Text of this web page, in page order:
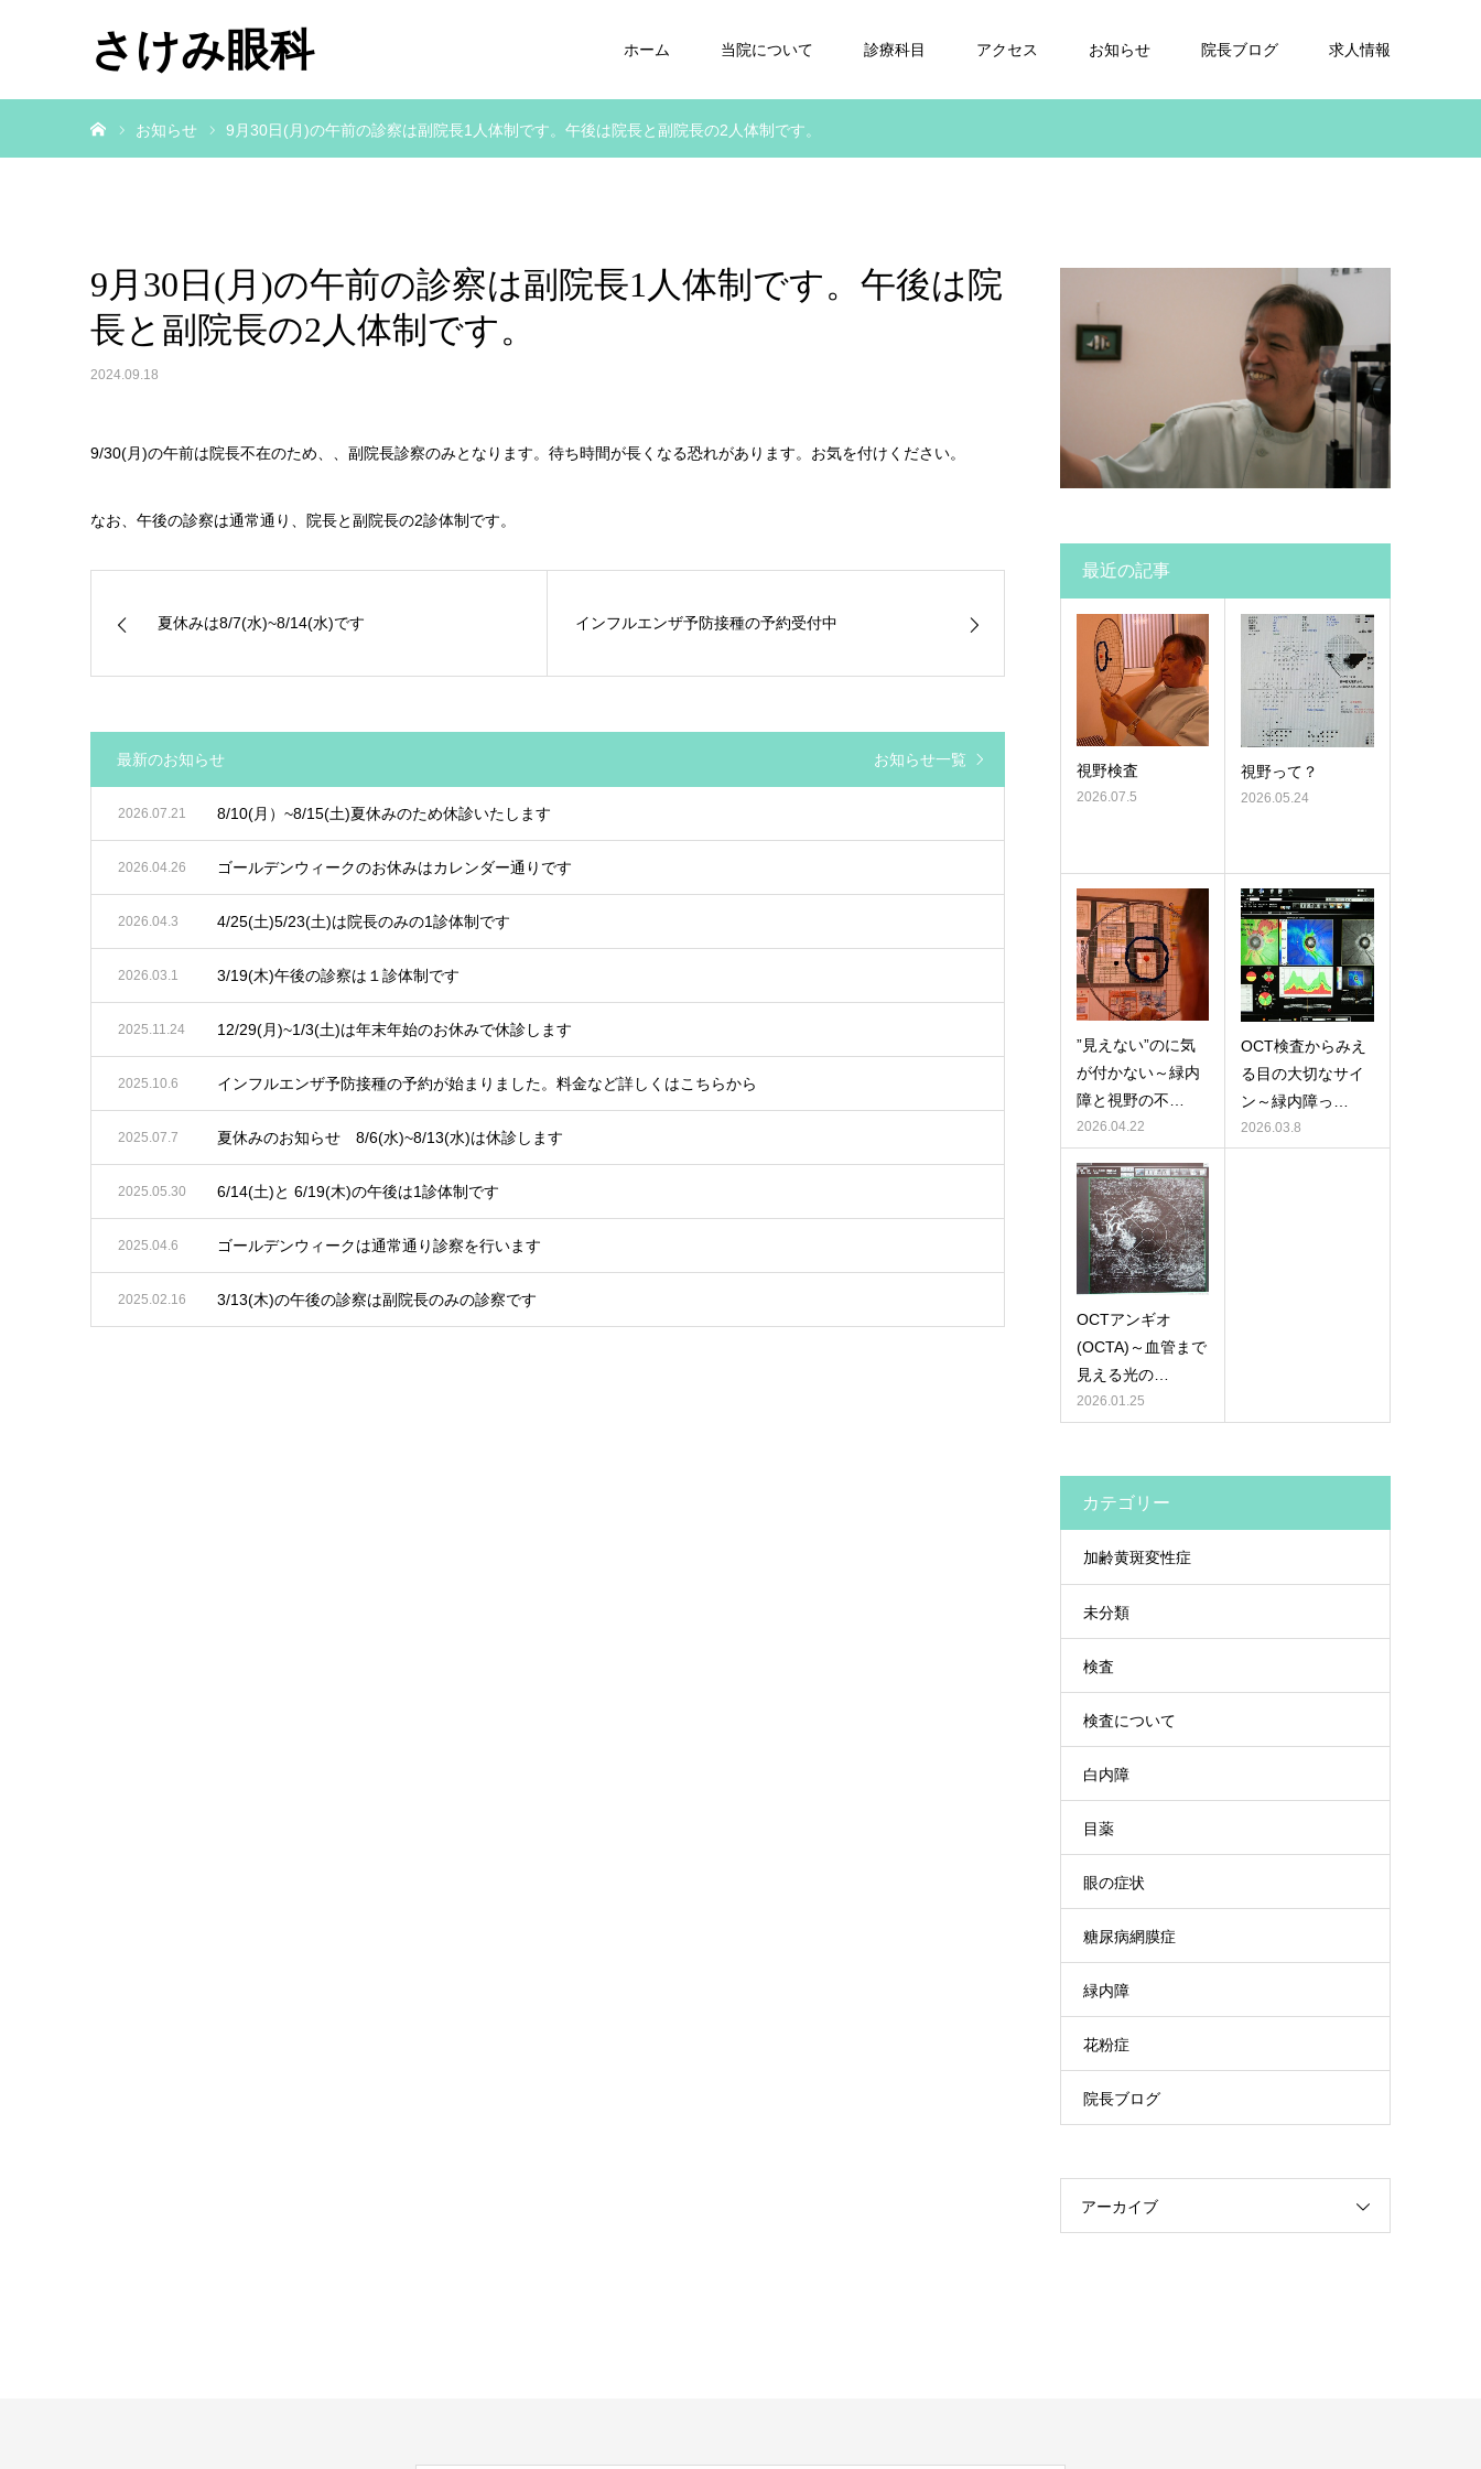
さけみ眼科 ホーム 当院について 診療科目 アクセス お知らせ 院長ブログ 求人情報
お知らせ 9月30日(月)の午前の診察は副院長1人体制です。午後は院長と副院長の2人体制です。
9月30日(月)の午前の診察は副院長1人体制です。午後は院
長と副院長の2人体制です。
2024.09.18
9/30(月)の午前は院長不在のため、、副院長診察のみとなります。待ち時間が長くなる恐れがあります。お気を付けください。
なお、午後の診察は通常通り、院長と副院長の2診体制です。
夏休みは8/7(水)~8/14(水)です インフルエンザ予防接種の予約受付中
最新のお知らせ お知らせ一覧
8/10(月）~8/15(土)夏休みのため休診いたします
2026.07.21
ゴールデンウィークのお休みはカレンダー通りです
2026.04.26
4/25(土)5/23(土)は院長のみの1診体制です
2026.04.3
3/19(木)午後の診察は１診体制です
2026.03.1
12/29(月)~1/3(土)は年末年始のお休みで休診します
2025.11.24
インフルエンザ予防接種の予約が始まりました。料金など詳しくはこちらから
2025.10.6
夏休みのお知らせ 8/6(水)~8/13(水)は休診します
2025.07.7
6/14(土)と 6/19(木)の午後は1診体制です
2025.05.30
ゴールデンウィークは通常通り診察を行います
2025.04.6
3/13(木)の午後の診察は副院長のみの診察です
2025.02.16
最近の記事
視野検査
2026.07.5
視野って？
2026.05.24
”見えない”のに気
が付かない～緑内
障と視野の不…
2026.04.22
OCT検査からみえ
る目の大切なサイ
ン～緑内障っ…
2026.03.8
OCTアンギオ
(OCTA)～血管まで
見える光の…
2026.01.25
カテゴリー
加齢黄斑変性症
未分類
検査
検査について
白内障
目薬
眼の症状
糖尿病網膜症
緑内障
花粉症
院長ブログ
アーカイブ